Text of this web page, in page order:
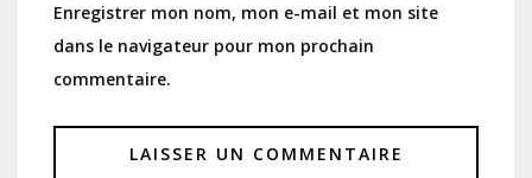
Enregistrer mon nom, mon e-mail et mon site
dans le navigateur pour mon prochain
commentaire.